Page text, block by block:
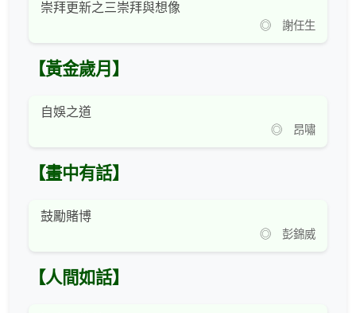
崇拜更新之三崇拜與想像
◎ 謝任生
【黃金歲月】
自娛之道
◎ 昂嘯
【畫中有話】
鼓勵賭博
◎ 彭錦威
【人間如話】